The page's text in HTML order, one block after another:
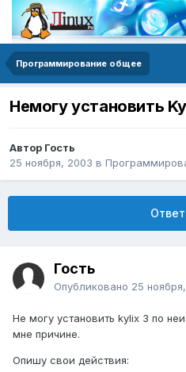
Программирование общее
Немогу установить
Автор Гость
25 ноября, 2003 в
Гость
Опубликовано 25
Не могу установить kylix 3 по
мне причине.
Опишу свои действия: